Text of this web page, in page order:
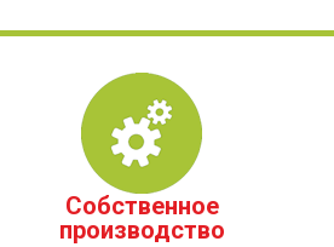
Собственное
производство